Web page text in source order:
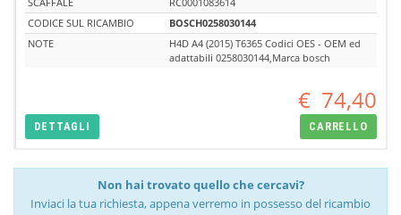
CODICE SUL RICAMBIO
BOSCH0258030144
NOTE
H4D A4 (2015) T6365 Codici OES - OEM ed
adattabili 0258030144,Marca bosch
€ 74,40
DETTAGLI CARRELLO
Non hai trovato quello che cercavi?
Inviaci la tua richiesta, appena verremo in possesso del ricambio